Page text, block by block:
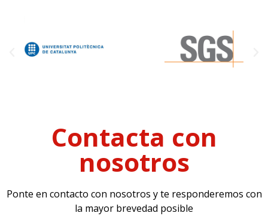
Contacta con
nosotros
Ponte en contacto con nosotros y te responderemos con
la mayor brevedad posible